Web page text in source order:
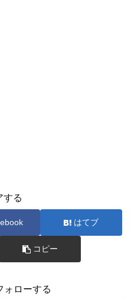
する
はてブ
コピー
ォローする